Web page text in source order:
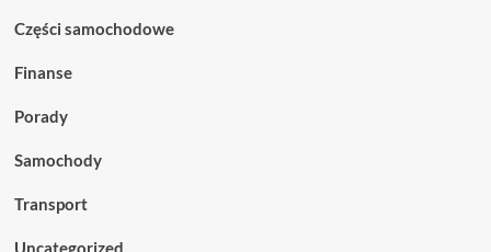
Części samochodowe
Finanse
Porady
Samochody
Transport
Uncategorized